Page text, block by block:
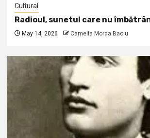
Cultural
Radioul, sunetul care nu
May 14, 2026 Camelia Morda Baciu